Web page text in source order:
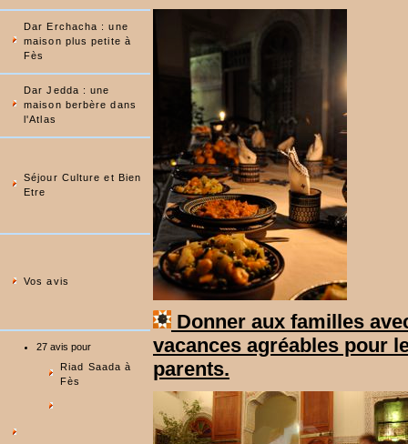
Dar Erchacha : une
maison plus petite à
Fès
Dar Jedda : une
maison berbère dans
l'Atlas
Séjour Culture et Bien
Etre
Vos avis
27 avis pour
Riad Saada à
Fès
Donner aux familles
vacances agréables pour
parents.